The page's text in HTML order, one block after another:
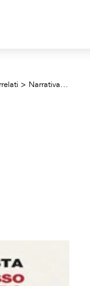
> Narrativa: generale e letteraria